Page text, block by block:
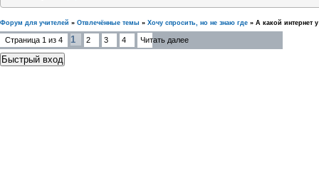
Форум для учителей » Отвлечённые темы » Хочу спросить, но не знаю где » А какой интернет
Страница 1 из 4 1 2 3 4 Читать далее